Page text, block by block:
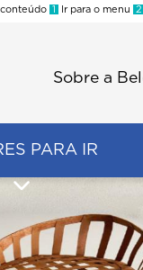
conteúdo 1 Ir para o menu 2
Sobre a
PARA IR